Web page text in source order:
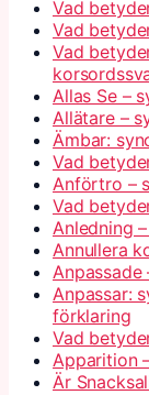
Vad
Vad
Vad
Allas Se –
Allätare –
Ämbar:
Vad
Anförtro –
Vad
Anledning
Annullera
Anpassar:
förklaring
Vad
Apparition
Är